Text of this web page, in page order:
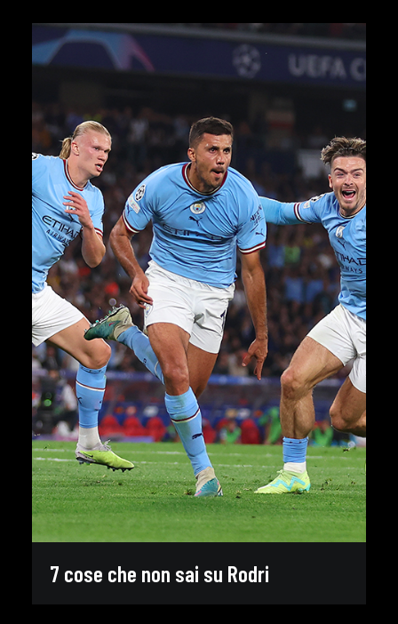
7 cose che non sai su Rodri